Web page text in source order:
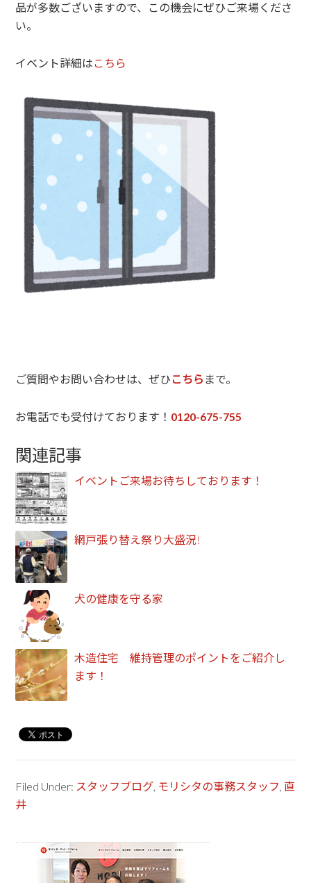
品が多数ございますので、この機会にぜひご来場くださ
い。
イベント詳細は こちら
ご質問やお問い合わせは、ぜひこちら まで。
お電話でも受付けております！ 0120-675-755
関連記事
イベントご来場お待ちしております！
網戸張り替え祭り大盛況!
犬の健康を守る家
木造住宅 維持管理のポイントをご紹介し
ます！
Filed Under: スタッフブログ, モリシタの事務スタッフ, 直
井
Primary